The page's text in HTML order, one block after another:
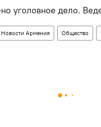
уголовное дело.
Новости Армения Общество